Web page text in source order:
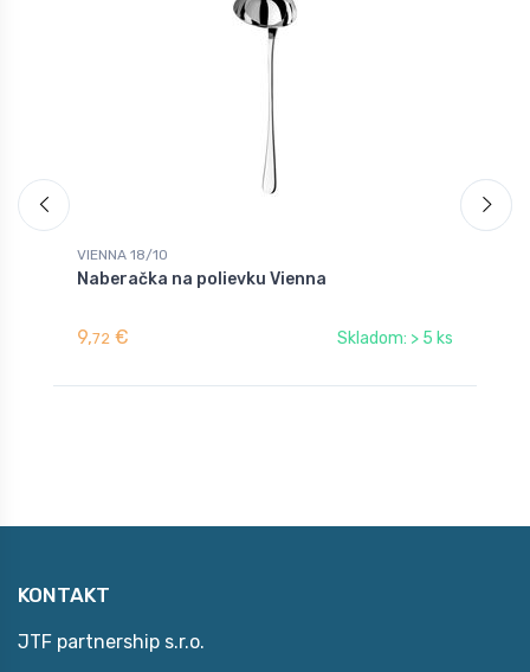
VIENNA 18/10
Naberačka na polievku Vienna
9,72 € Skladom: > 5 ks
KONTAKT
JTF partnership s.r.o.